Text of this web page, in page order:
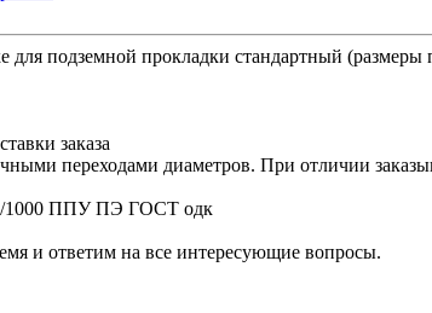
для подземной прокладки стандартный
заказа
переходами диаметров. При отличии
1000 ППУ ПЭ ГОСТ одк
и ответим на все интересующие вопросы.